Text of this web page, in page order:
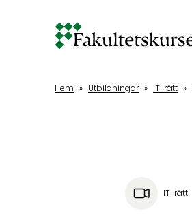
huvudinnehåll
Hem » Utbildningar » IT-rätt »
IT-rätt